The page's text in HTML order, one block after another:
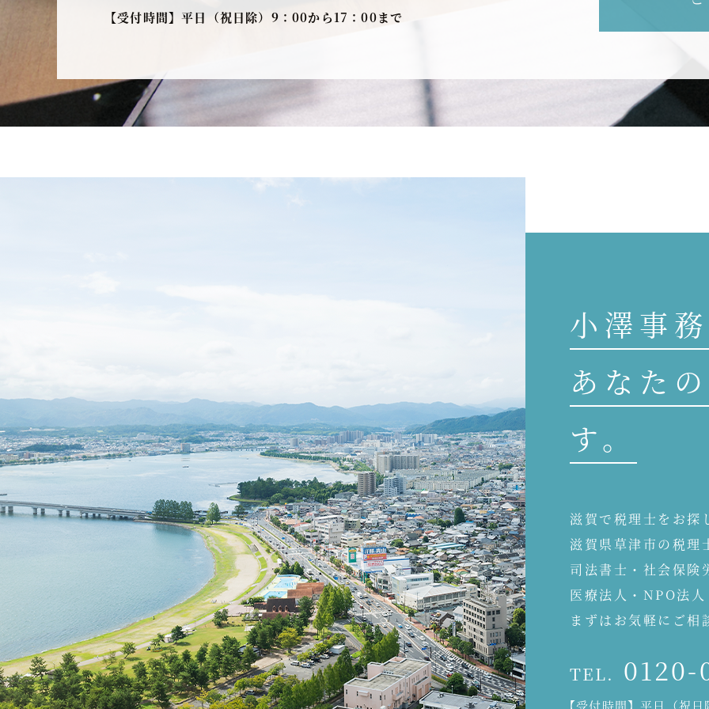
【受付時間】平日（祝日除）9：00から17：00まで
小澤事
あなた
す。
滋賀で税理士をお探
滋賀県草津市の税理
司法書士・社会保険
医療法人・NPO法
まずはお気軽にご相
TEL.
【受付時間】平日（祝